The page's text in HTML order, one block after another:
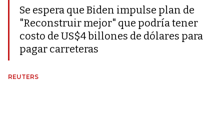
Se espera que Biden impulse plan de
"Reconstruir mejor" que podría tener
costo de US$4 billones de dólares para
pagar carreteras
REUTERS